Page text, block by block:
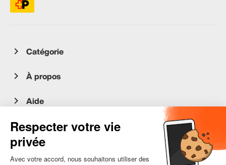
Catégorie
À propos
Aide
Service client
occasion.migros.mobile@recommerce.com